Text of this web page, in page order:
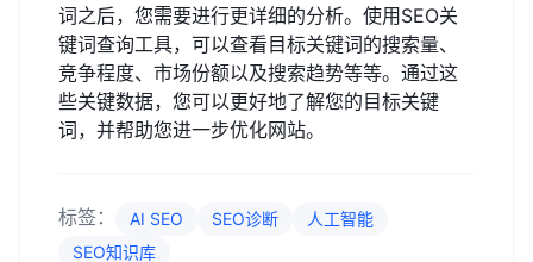
词之后，您需要进行更详细的分析。使用SEO关
键词查询工具，可以查看目标关键词的搜索量、
竞争程度、市场份额以及搜索趋势等等。通过这
些关键数据，您可以更好地了解您的目标关键
词，并帮助您进一步优化网站。
标签： AI SEO SEO诊断
人工智能
SEO知识库